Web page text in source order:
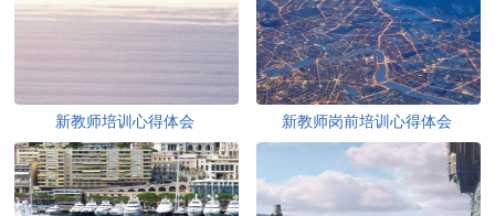
新教师培训心得体会 新教师岗前培训心得体会